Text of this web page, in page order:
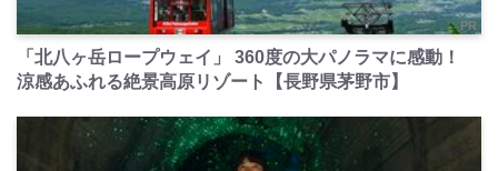
PR
「北八ヶ岳ロープウェイ」 360度の大パノラマに感動！
涼感あふれる絶景高原リゾート【長野県茅野市】